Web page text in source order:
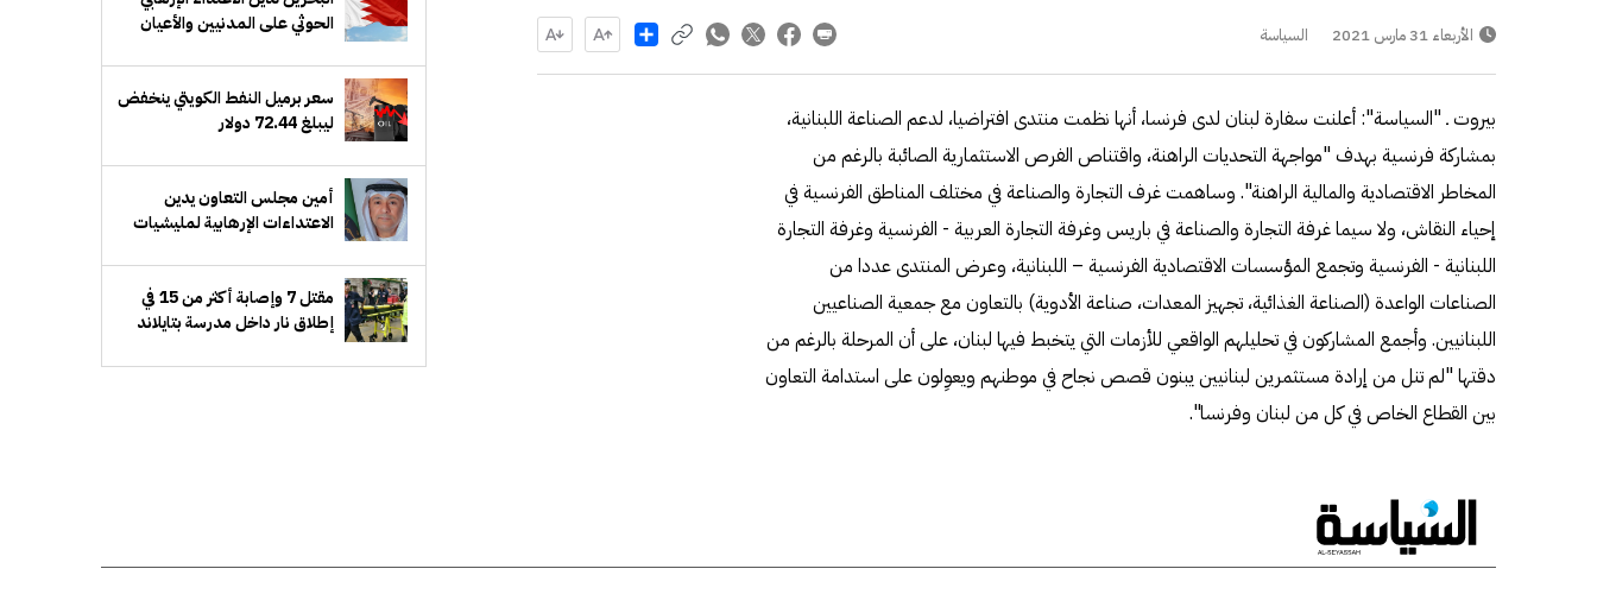
الأربعاء 31 مارس 2021 السياسة Share
بيروت ـ "السياسة": أعلنت سفارة لبنان لدى فرنسا، أنها نظمت منتدى افتراضيا، لدعم الصناعة اللبنانية،
بمشاركة فرنسية بهدف "مواجهة التحديات الراهنة، واقتناص الفرص الاستثمارية الصائبة بالرغم من
المخاطر الاقتصادية والمالية الراهنة". وساهمت غرف التجارة والصناعة في مختلف المناطق الفرنسية في
إحياء النقاش، ولا سيما غرفة التجارة والصناعة في باريس وغرفة التجارة العربية - الفرنسية وغرفة التجارة
اللبنانية - الفرنسية وتجمع المؤسسات الاقتصادية الفرنسية – اللبنانية، وعرض المنتدى عددا من
الصناعات الواعدة (الصناعة الغذائية، تجهيز المعدات، صناعة الأدوية) بالتعاون مع جمعية الصناعيين
اللبنانيين. وأجمع المشاركون في تحليلهم الواقعي للأزمات التي يتخبط فيها لبنان، على أن المرحلة بالرغم من
دقتها "لم تنل من إرادة مستثمرين لبنانيين يبنون قصص نجاح في موطنهم ويعوِلون على استدامة التعاون
بين القطاع الخاص في كل من لبنان وفرنسا".
الحوثي على المدنيين والأعيان
سعر برميل النفط الكويتي ينخفض
ليبلغ 72.44 دولار
أمين مجلس التعاون يدين
الاعتداءات الإرهابية لمليشيات
بالسعودية
مقتل 7 وإصابة أكثر من 15 في
إطلاق نار داخل مدرسة بتايلاند